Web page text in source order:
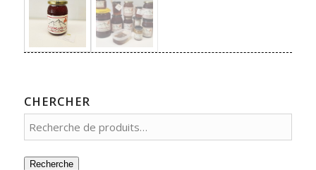
CHERCHER
Recherche